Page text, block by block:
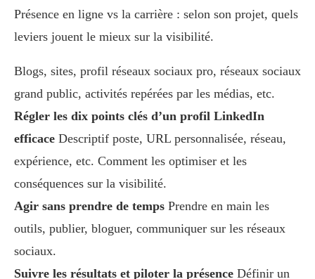
Présence en ligne vs la carrière : selon son projet, quels
leviers jouent le mieux sur la visibilité.
Blogs, sites, profil réseaux sociaux pro, réseaux sociaux
grand public, activités repérées par les médias, etc.
Régler les dix points clés d’un profil LinkedIn
efficace Descriptif poste, URL personnalisée, réseau,
expérience, etc. Comment les optimiser et les
conséquences sur la visibilité.
Agir sans prendre de temps Prendre en main les
outils, publier, bloguer, communiquer sur les réseaux
sociaux.
Suivre les résultats et piloter la présence Définir un